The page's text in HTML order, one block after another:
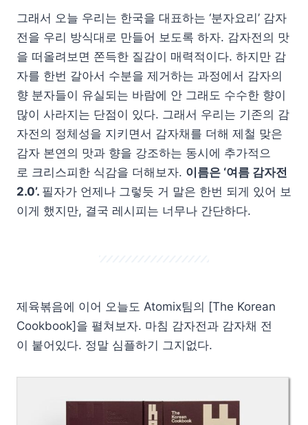
그래서 오늘 우리는 한국을 대표하는 ‘분자요리’ 감자
전을 우리 방식대로 만들어 보도록 하자. 감자전의 맛
을 떠올려보면 쫀득한 질감이 매력적이다. 하지만 감
자를 한번 갈아서 수분을 제거하는 과정에서 감자의
향 분자들이 유실되는 바람에 안 그래도 수수한 향이
많이 사라지는 단점이 있다. 그래서 우리는 기존의 감
자전의 정체성을 지키면서 감자채를 더해 제철 맞은
감자 본연의 맛과 향을 강조하는 동시에 추가적으
로 크리스피한 식감을 더해보자. 이름은 ‘여름 감자전
2.0’. 필자가 언제나 그렇듯 거 말은 한번 되게 있어 보
이게 했지만, 결국 레시피는 너무나 간단하다.
제육볶음에 이어 오늘도 Atomix팀의 [The Korean
Cookbook]을 펼쳐보자. 마침 감자전과 감자채 전
이 붙어있다. 정말 심플하기 그지없다.